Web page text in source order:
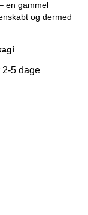
en gammel
og dermed
2-5 dage